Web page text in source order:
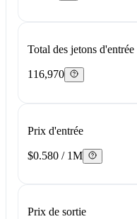
Total des jetons d'entrée
116,970
Prix d'entrée
$0.580 / 1M
Prix de sortie